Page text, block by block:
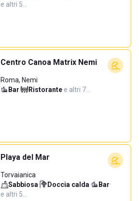
e altri 5…
Centro Canoa Matrix Nemi
Roma, Nemi
Bar· Ristorante·e altri 7…
Playa del Mar
Torvaianica
Sabbiosa· Doccia calda· Bar·
e altri 5…